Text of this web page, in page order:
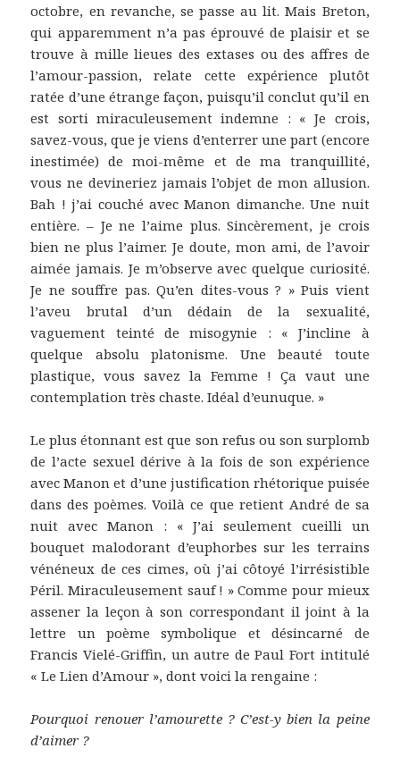
octobre, en revanche, se passe au lit. Mais Breton,
qui apparemment n’a pas éprouvé de plaisir et se
trouve à mille lieues des extases ou des affres de
l’amour-passion, relate cette expérience plutôt
ratée d’une étrange façon, puisqu’il conclut qu’il en
est sorti miraculeusement indemne : « Je crois,
savez-vous, que je viens d’enterrer une part (encore
inestimée) de moi-même et de ma tranquillité,
vous ne devineriez jamais l’objet de mon allusion.
Bah ! j’ai couché avec Manon dimanche. Une nuit
entière. – Je ne l’aime plus. Sincèrement, je crois
bien ne plus l’aimer. Je doute, mon ami, de l’avoir
aimée jamais. Je m’observe avec quelque curiosité.
Je ne souffre pas. Qu’en dites-vous ? » Puis vient
l’aveu brutal d’un dédain de la sexualité,
vaguement teinté de misogynie : « J’incline à
quelque absolu platonisme. Une beauté toute
plastique, vous savez la Femme ! Ça vaut une
contemplation très chaste. Idéal d’eunuque. »
Le plus étonnant est que son refus ou son surplomb
de l’acte sexuel dérive à la fois de son expérience
avec Manon et d’une justification rhétorique puisée
dans des poèmes. Voilà ce que retient André de sa
nuit avec Manon : « J’ai seulement cueilli un
bouquet malodorant d’euphorbes sur les terrains
vénéneux de ces cimes, où j’ai côtoyé l’irrésistible
Péril. Miraculeusement sauf ! » Comme pour mieux
assener la leçon à son correspondant il joint à la
lettre un poème symbolique et désincarné de
Francis Vielé-Griffin, un autre de Paul Fort intitulé
« Le Lien d’Amour », dont voici la rengaine :
Pourquoi renouer l’amourette ? C’est-y bien la peine
d’aimer ?